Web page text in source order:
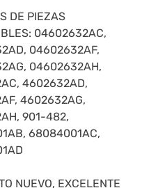
DE PIEZAS
04602632AC,
04602632AF,
04602632AH,
4602632AD,
4602632AG,
901-482,
68084001AC,
NUEVO, EXCELENTE